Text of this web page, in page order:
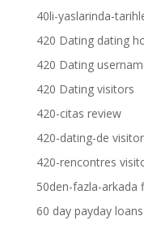
40li-yaslarinda-
420 Dating dating
420 Dating
420 Dating visitors
420-citas review
420-dating-de
420-rencontres
50den-fazla-arkada
60 day payday loans